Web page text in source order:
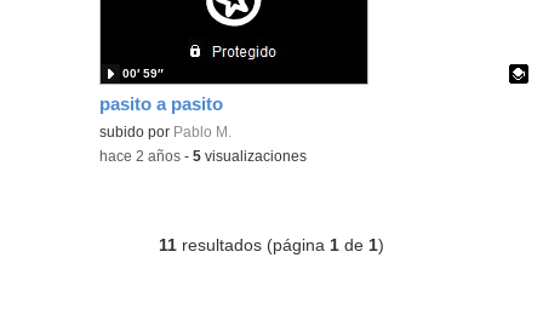
pasito a pasito
Contenido educativo.
subido por Pablo M.
00′ 59″
-hace 2 años -5 visualizaciones
11resultados (página 1de 1)